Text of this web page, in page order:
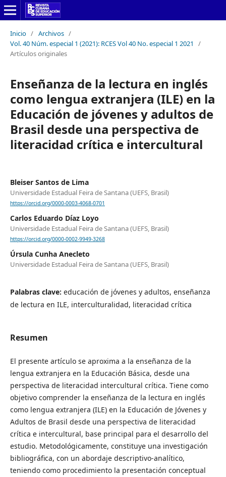
Inicio / Archivos /
Vol. 40 Núm. especial 1 (2021): RCES Vol 40 No. especial 1 2021
/
Artículos originales
Enseñanza de la lectura en inglés
como lengua extranjera (ILE) en la
Educación de jóvenes y adultos de
Brasil desde una perspectiva de
literacidad crítica e intercultural
Bleiser Santos de Lima
Universidade Estadual Feira de Santana (UEFS, Brasil)
https://orcid.org/0000-0003-4068-0701
Carlos Eduardo Díaz Loyo
Universidade Estadual Feira de Santana (UEFS, Brasil)
https://orcid.org/0000-0002-9949-3268
Úrsula Cunha Anecleto
Universidade Estadual Feira de Santana (UEFS, Brasil)
Palabras clave: educación de jóvenes y adultos, enseñanza
de lectura en ILE, interculturalidad, literacidad crítica
Resumen
El presente artículo se aproxima a la enseñanza de la
lengua extranjera en la Educación Básica, desde una
perspectiva de literacidad intercultural crítica. Tiene como
objetivo comprender la enseñanza de la lectura en inglés
como lengua extranjera (ILE) en la Educación de Jóvenes y
Adultos de Brasil desde una perspectiva de literacidad
crítica e intercultural, base principal para el desarrollo del
estudio. Metodológicamente, constituye una investigación
bibliográfica, con un abordaje descriptivo-analítico,
teniendo como procedimiento la presentación conceptual